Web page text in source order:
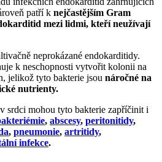
patří k nejčastějším Gram
mezi lidmi, kteří neužívají
neprokázané endokarditidy.
k neschopnosti vytvořit kolonii na
jelikož tyto bakterie jsou náročné na
nutrienty.
srdci mohou tyto bakterie zapříčinit i
, abscesy, peritonitidy,
, pneumonie, artritidy,
infekce.